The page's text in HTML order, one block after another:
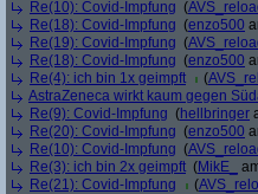
Re(10): Covid-Impfung (
Re(18): Covid-Impfung (enzo500
Re(19): Covid-Impfung (
Re(18): Covid-Impfung (enzo500
Re(4): ich bin 1x geimpft
(
AstraZeneca wirkt kaum gegen
Re(9): Covid-Impfung (hellbringer
Re(20): Covid-Impfung (enzo500
Re(10): Covid-Impfung (
Re(3): ich bin 2x geimpft (MikE_
Re(21): Covid-Impfung
(